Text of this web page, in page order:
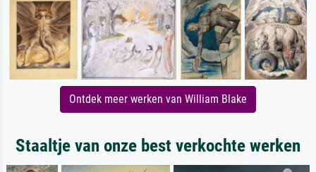
Ontdek meer werken van William Blake
Staaltje van onze best verkochte werken